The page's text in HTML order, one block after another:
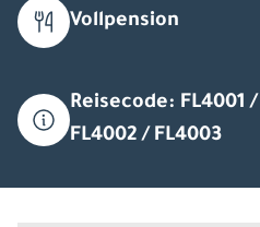
Vollpension
Reisecode: FL4001 /
FL4002 / FL4003